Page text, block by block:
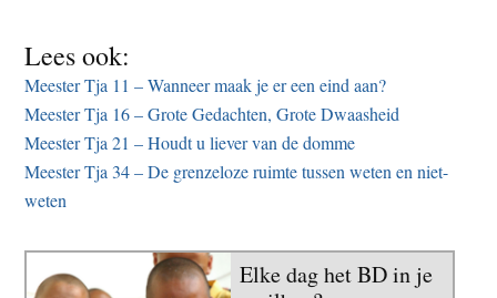
Lees ook:
Meester Tja 11 – Wanneer maak je er een eind aan?
Meester Tja 16 – Grote Gedachten, Grote Dwaasheid
Meester Tja 21 – Houdt u liever van de domme
Meester Tja 34 – De grenzeloze ruimte tussen weten en niet-
weten
Elke dag het BD in je